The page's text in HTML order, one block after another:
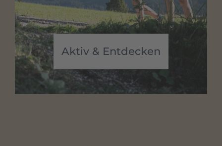
Aktiv & Entdecken